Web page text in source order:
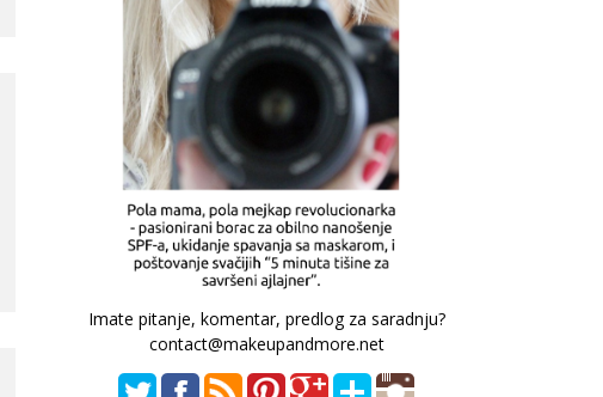
Imate pitanje, komentar, predlog za saradnju?
contact@makeupandmore.net